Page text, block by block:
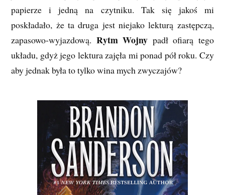
papierze i jedną na czytniku. Tak się jakoś mi
poskładało, że ta druga jest niejako lekturą zastępczą,
zapasowo-wyjazdową. Rytm Wojny padł ofiarą tego
układu, gdyż jego lektura zajęła mi ponad pół roku. Czy
aby jednak była to tylko wina mych zwyczajów?